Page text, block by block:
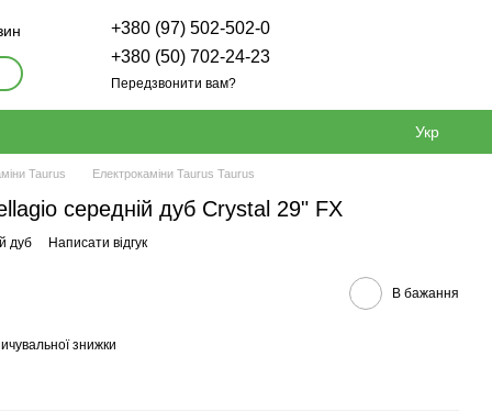
+380 (97) 502-502-0
+380 (50) 702-24-23
Передзвонити вам?
Укр
Taurus Електрокаміни Taurus Taurus
середній дуб Crystal 29" FX
дуб Написати відгук
В бажання
знижки